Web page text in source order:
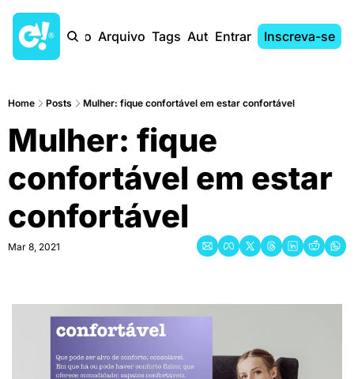
Início Arquivo Tags AutoresEntrar Inscreva-se
Home Posts Mulher: fique confortável em estar confortável
Mulher: fique
confortável em estar
confortável
Mar 8, 2021